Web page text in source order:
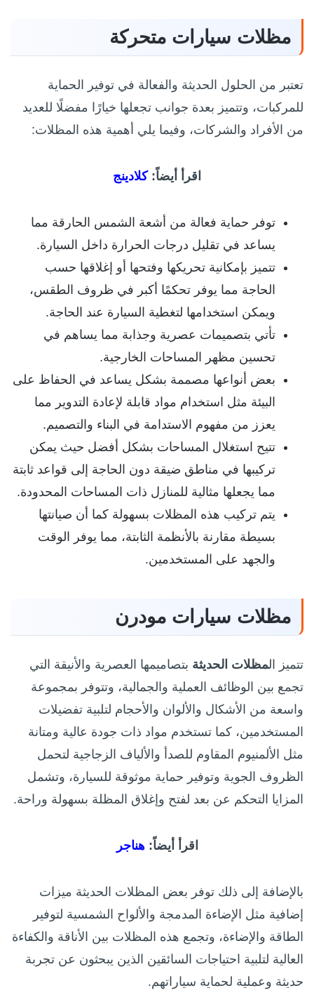
مظلات سيارات متحركة
تعتبر من الحلول الحديثة والفعالة في توفير الحماية
للمركبات، وتتميز بعدة جوانب تجعلها خيارًا مفضلًا للعديد
من الأفراد والشركات، وفيما يلي أهمية هذه المظلات:
اقرأ أيضاً: كلادينج
توفر حماية فعالة من أشعة الشمس الحارقة مما
يساعد في تقليل درجات الحرارة داخل السيارة.
تتميز بإمكانية تحريكها وفتحها أو إغلاقها حسب
الحاجة مما يوفر تحكمًا أكبر في ظروف الطقس،
ويمكن استخدامها لتغطية السيارة عند الحاجة.
تأتي بتصميمات عصرية وجذابة مما يساهم في
تحسين مظهر المساحات الخارجية.
بعض أنواعها مصممة بشكل يساعد في الحفاظ على
البيئة مثل استخدام مواد قابلة لإعادة التدوير مما
يعزز من مفهوم الاستدامة في البناء والتصميم.
تتيح استغلال المساحات بشكل أفضل حيث يمكن
تركيبها في مناطق ضيقة دون الحاجة إلى قواعد ثابتة
مما يجعلها مثالية للمنازل ذات المساحات المحدودة.
يتم تركيب هذه المظلات بسهولة كما أن صيانتها
بسيطة مقارنة بالأنظمة الثابتة، مما يوفر الوقت
والجهد على المستخدمين.
مظلات سيارات مودرن
تتميز المظلات الحديثة بتصاميمها العصرية والأنيقة التي
تجمع بين الوظائف العملية والجمالية، وتتوفر بمجموعة
واسعة من الأشكال والألوان والأحجام لتلبية تفضيلات
المستخدمين، كما تستخدم مواد ذات جودة عالية ومتانة
مثل الألمنيوم المقاوم للصدأ والألياف الزجاجية لتحمل
الظروف الجوية وتوفير حماية موثوقة للسيارة، وتشمل
المزايا التحكم عن بعد لفتح وإغلاق المظلة بسهولة وراحة.
اقرأ أيضاً: هناجر
بالإضافة إلى ذلك توفر بعض المظلات الحديثة ميزات
إضافية مثل الإضاءة المدمجة والألواح الشمسية لتوفير
الطاقة والإضاءة، وتجمع هذه المظلات بين الأناقة والكفاءة
العالية لتلبية احتياجات السائقين الذين يبحثون عن تجربة
حديثة وعملية لحماية سياراتهم.